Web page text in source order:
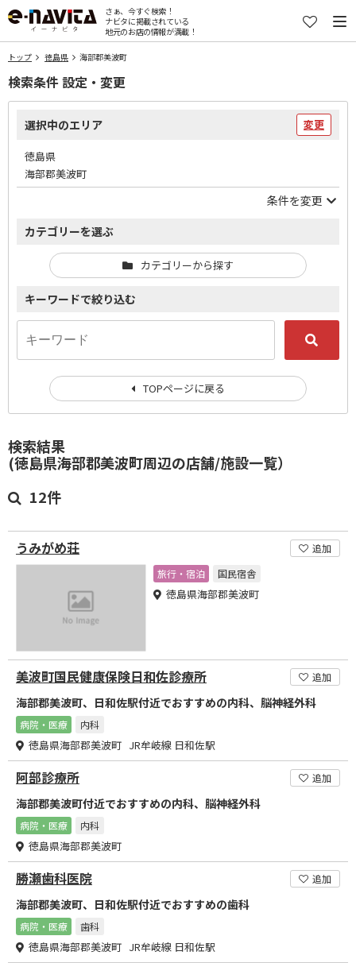
さぁ、今すぐ検索！
ナビタに掲載されている
地元のお店の情報が満載！
トップ 徳島県 海部郡美波町
検索結果
(徳島県海部郡美波町周辺の店舗/施設一覧）
12件
うみがめ荘
追加
旅行・宿泊
国民宿舎
徳島県海部郡美波町
美波町国民健康保険日和佐診療所 追加
海部郡美波町、日和佐駅付近でおすすめの内科、脳神経外科
病院・医療 内科
徳島県海部郡美波町 JR牟岐線 日和佐駅
阿部診療所 追加
海部郡美波町付近でおすすめの内科、脳神経外科
病院・医療 内科
徳島県海部郡美波町
勝瀬歯科医院 追加
海部郡美波町、日和佐駅付近でおすすめの歯科
病院・医療 歯科
徳島県海部郡美波町 JR牟岐線 日和佐駅
検索条件 設定・変更
選択中のエリア 変更
徳島県
海部郡美波町
条件を変更
カテゴリーを選ぶ
カテゴリーから探す
キーワードで絞り込む
TOPページに戻る